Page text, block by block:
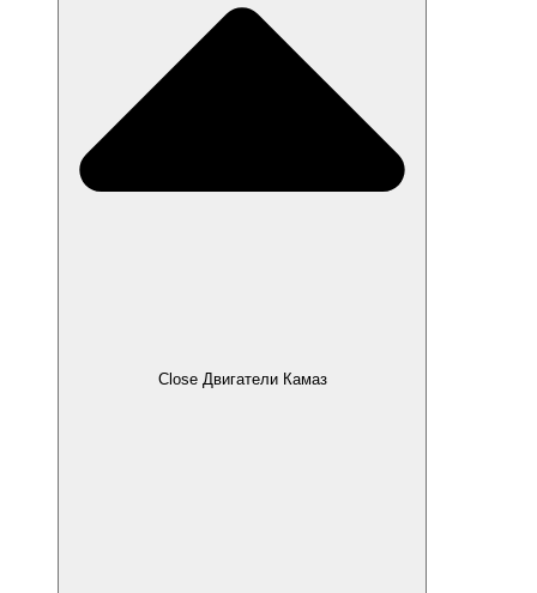
Close Двигатели Камаз